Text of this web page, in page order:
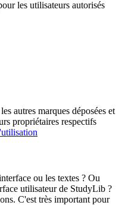
les utilisateurs autorisés
autres marques déposées et
propriétaires respectifs
ou les textes ? Ou
utilisateur de StudyLib ?
C'est très important pour